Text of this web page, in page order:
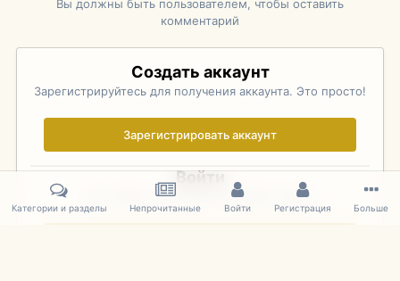
Вы должны быть пользователем, чтобы оставить
комментарий
Создать аккаунт
Зарегистрируйтесь для получения аккаунта. Это просто!
Зарегистрировать аккаунт
Войти
Уже зарегистрированы? Войдите здесь.
Категории и разделы Непрочитанные Войти Регистрация Больше